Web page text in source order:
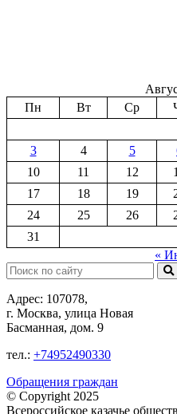
Пн
Вт Ср
3
4 5
10
11 12
17
18 19
24
25 26
31
«
Поиск:
Адрес: 107078,
г. Москва, улица Новая
Басманная, дом. 9
тел.: +74952490330
Обращения граждан
© Copyright 2025
Всероссийское казачье